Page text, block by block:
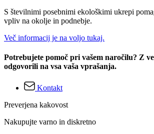
S številnimi posebnimi ekološkimi ukrepi
vpliv na okolje in podnebje.
Več informacij je na voljo tukaj.
Potrebujete pomoč pri vašem naročilu? Z
odgovorili na vsa vaša vprašanja.
Kontakt
Preverjena kakovost
Nakupujte varno in diskretno